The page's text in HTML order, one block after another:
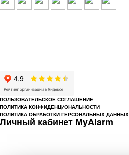
ПОЛЬЗОВАТЕЛЬСКОЕ СОГЛАШЕНИЕ
ПОЛИТИКА КОНФИДЕНЦИОНАЛЬНОСТИ
ПОЛИТИКА ОБРАБОТКИ ПЕРСОНАЛЬНЫХ ДАННЫХ
Личный кабинет MyAlarm